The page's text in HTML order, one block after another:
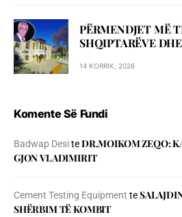
PËRMENDJET MË
SHQIPTARËVE
14 KORRIK, 2026
Komente Së Fundi
Badwap DesiteDR.MOIKOM ZEQO:
GJON VLADIMIRIT
Cement Testing Equipment te
SHЁRBIM TЁ KOMBIT